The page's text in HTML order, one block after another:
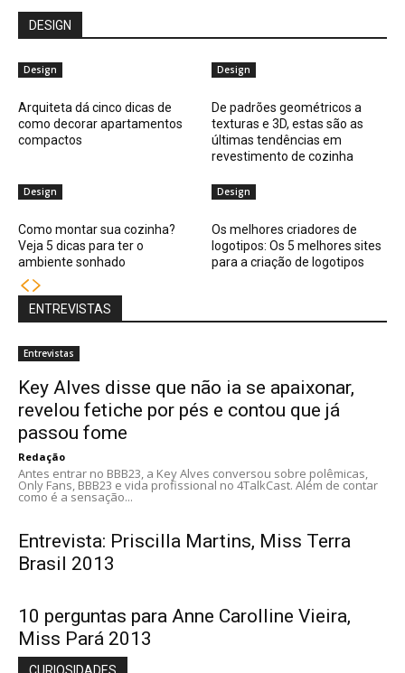
DESIGN
Design
Arquiteta dá cinco dicas de
como decorar apartamentos
compactos
Design
De padrões geométricos a
texturas e 3D, estas são as
últimas tendências em
revestimento de cozinha
Design
Como montar sua cozinha?
Veja 5 dicas para ter o
ambiente sonhado
Design
Os melhores criadores de
logotipos: Os 5 melhores sites
para a criação de logotipos
ENTREVISTAS
Entrevistas
Key Alves disse que não ia se apaixonar,
revelou fetiche por pés e contou que já
passou fome
Redação
Antes entrar no BBB23, a Key Alves conversou sobre polêmicas,
Only Fans, BBB23 e vida profissional no 4TalkCast. Além de contar
como é a sensação...
Entrevista: Priscilla Martins, Miss Terra
Brasil 2013
10 perguntas para Anne Carolline Vieira,
Miss Pará 2013